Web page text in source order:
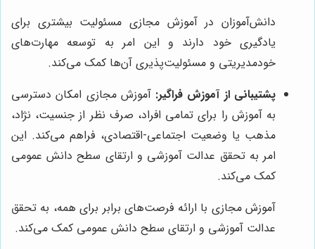
دانش‌آموزان در آموزش مجازی مسئولیت بیشتری برای
یادگیری خود دارند و این امر به توسعه مهارت‌های
خودمدیریتی و مسئولیت‌پذیری آن‌ها کمک می‌کند.
پشتیبانی از آموزش فراگیر: آموزش مجازی امکان دسترسی
به آموزش را برای تمامی افراد، صرف نظر از جنسیت، نژاد،
مذهب یا وضعیت اجتماعی-اقتصادی، فراهم می‌کند. این
امر به تحقق عدالت آموزشی و ارتقای سطح دانش عمومی
کمک می‌کند.
آموزش مجازی با ارائه فرصت‌های برابر برای همه، به تحقق
عدالت آموزشی و ارتقای سطح دانش عمومی کمک می‌کند.